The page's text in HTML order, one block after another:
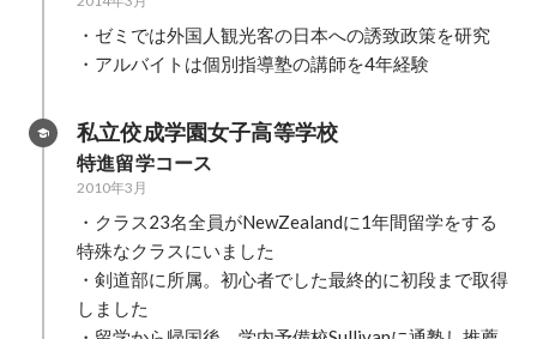
・ゼミでは外国人観光客の日本への誘致政策を研究
・アルバイトは個別指導塾の講師を4年経験
私立佼成学園女子高等学校
特進留学コース
2010年3月
・クラス23名全員がNewZealandに1年間留学をする
特殊なクラスにいました
・剣道部に所属。初心者でした最終的に初段まで取得
しました